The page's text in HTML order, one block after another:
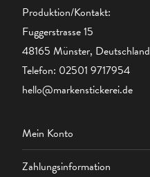
Produktion/Kontakt:
Fuggerstrasse 15
48165 Münster, Deutschland
Telefon: 02501 9717954
hello@markenstickerei.de
Mein Konto
Zahlungsinformation